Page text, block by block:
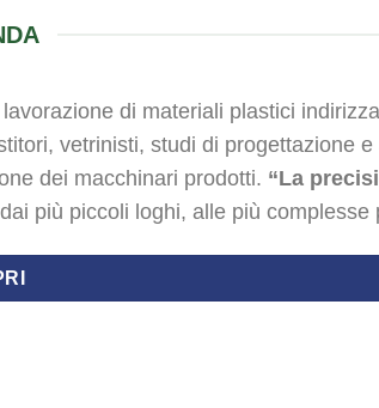
di materiali plastici
vetrinisti, studi di progettazione
dei macchinari prodotti. “La
più piccoli loghi, alle più complesse